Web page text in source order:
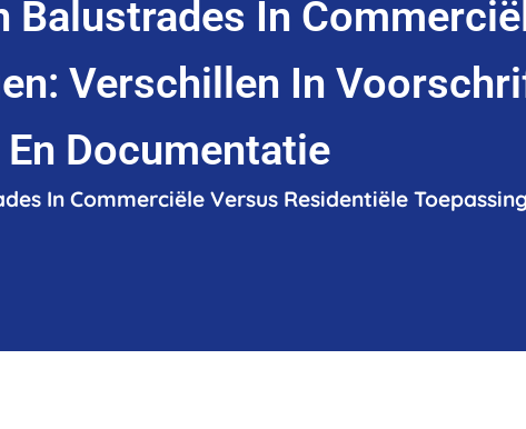
Balustrades In
Verschillen In
En Documentatie
In Commerciële Versus Residentiële